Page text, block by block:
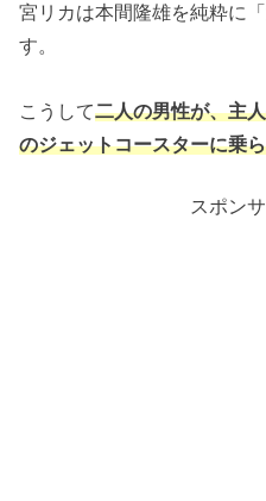
宮リカは本間隆雄を純粋に
す。
こうして二人の男性が、主
のジェットコースターに乗
スポン